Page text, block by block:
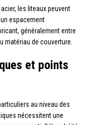
les liteaux peuvent
espacement
généralement entre
matériau de couverture.
et points
au niveau des
nécessitent une